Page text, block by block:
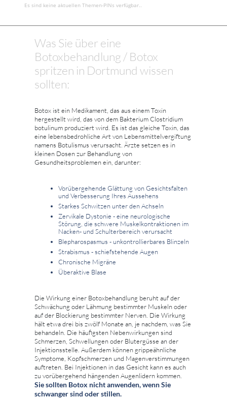
Es sind keine aktuellen Themen-PINs verfügbar..
Was Sie über eine
Botoxbehandlung / Botox
spritzen in Dortmund wissen
sollten:
Botox ist ein Medikament, das aus einem Toxin
hergestellt wird, das von dem Bakterium Clostridium
botulinum produziert wird. Es ist das gleiche Toxin, das
eine lebensbedrohliche Art von Lebensmittelvergiftung
namens Botulismus verursacht. Ärzte setzen es in
kleinen Dosen zur Behandlung von
Gesundheitsproblemen ein, darunter:
Vorübergehende Glättung von Gesichtsfalten
und Verbesserung Ihres Aussehens
Starkes Schwitzen unter den Achseln
Zervikale Dystonie - eine neurologische
Störung, die schwere Muskelkontraktionen im
Nacken- und Schulterbereich verursacht
Blepharospasmus - unkontrollierbares Blinzeln
Strabismus - schiefstehende Augen
Chronische Migräne
Überaktive Blase
Die Wirkung einer Botoxbehandlung beruht auf der
Schwächung oder Lähmung bestimmter Muskeln oder
auf der Blockierung bestimmter Nerven. Die Wirkung
hält etwa drei bis zwölf Monate an, je nachdem, was Sie
behandeln. Die häufigsten Nebenwirkungen sind
Schmerzen, Schwellungen oder Blutergüsse an der
Injektionsstelle. Außerdem können grippeähnliche
Symptome, Kopfschmerzen und Magenverstimmungen
auftreten. Bei Injektionen in das Gesicht kann es auch
zu vorübergehend hängenden Augenlidern kommen.
Sie sollten Botox nicht anwenden, wenn Sie
schwanger sind oder stillen.